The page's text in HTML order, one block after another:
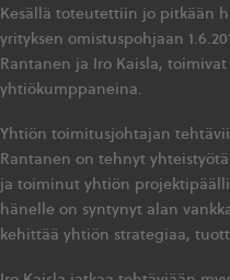
Kesällä toteutettiin jo pitkään
yrityksen omistuspohjaan
Rantanen ja Iro Kaisla,
yhtiökumppaneina.
Yhtiön toimitusjohtajan
Rantanen on tehnyt
ja toiminut yhtiön
hänelle on syntynyt alan
kehittää yhtiön strategiaa,